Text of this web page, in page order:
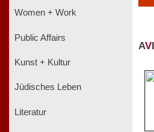
Women + Work
Public Affairs
Kunst + Kultur
Jüdisches Leben
Literatur
AV